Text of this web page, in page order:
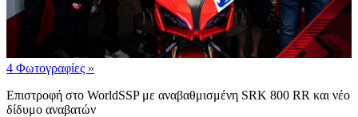
4 Φωτογραφίες »
Επιστροφή στο WorldSSP με αναβαθμισμένη SRK 800 RR και νέο
δίδυμο αναβατών